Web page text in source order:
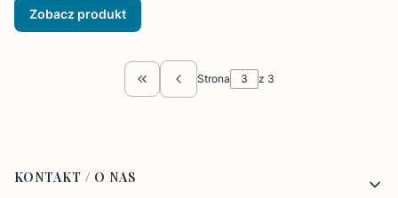
Zobacz produkt
Wróć do pierwszej strony z produktami
Strona z 3
Linki w stopce
KONTAKT / O NAS